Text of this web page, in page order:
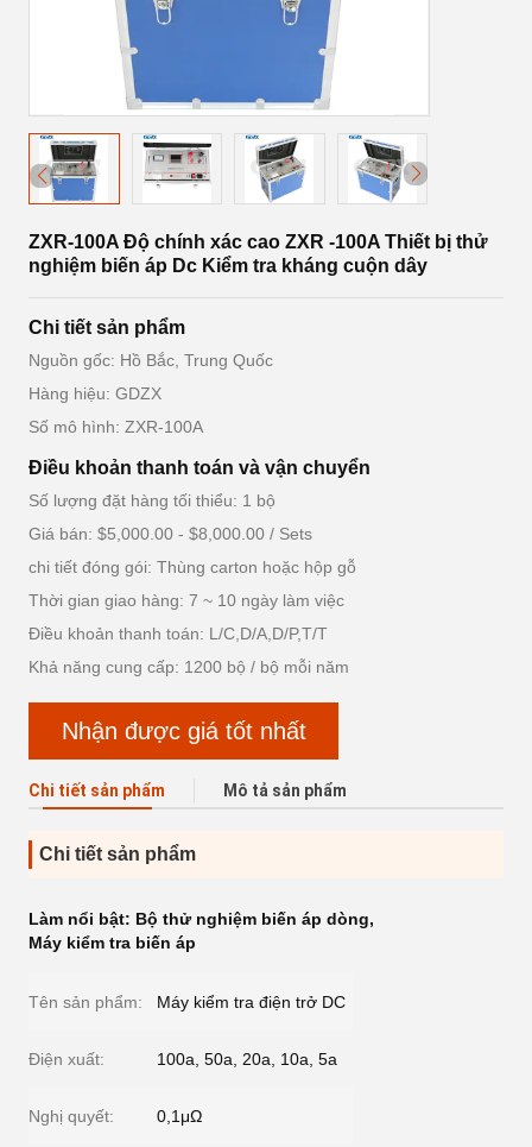
ZXR-100A Độ chính xác cao ZXR -100A Thiết bị thử
nghiệm biến áp Dc Kiểm tra kháng cuộn dây
Chi tiết sản phẩm
Nguồn gốc: Hồ Bắc, Trung Quốc
Hàng hiệu: GDZX
Số mô hình: ZXR-100A
Điều khoản thanh toán và vận chuyển
Số lượng đặt hàng tối thiểu: 1 bộ
Giá bán: $5,000.00 - $8,000.00 / Sets
chi tiết đóng gói: Thùng carton hoặc hộp gỗ
Thời gian giao hàng: 7 ~ 10 ngày làm việc
Điều khoản thanh toán: L/C,D/A,D/P,T/T
Khả năng cung cấp: 1200 bộ / bộ mỗi năm
Nhận được giá tốt nhất
Chi tiết sản phẩm Mô tả sản phẩm
Chi tiết sản phẩm
Làm nổi bật: Bộ thử nghiệm biến áp dòng,
Máy kiểm tra biến áp
Tên sản phẩm: Máy kiểm tra điện trở DC
Điện xuất: 100a, 50a, 20a, 10a, 5a
Nghị quyết: 0,1μΩ